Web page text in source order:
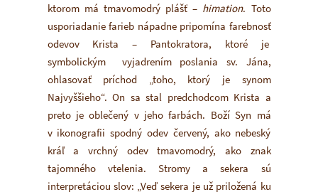
ktorom má tmavomodrý plášť – himation. Toto
usporiadanie farieb nápadne pripomína farebnosť
odevov Krista – Pantokratora, ktoré je
symbolickým vyjadrením poslania sv. Jána,
ohlasovať príchod „toho, ktorý je synom
Najvyššieho“. On sa stal predchodcom Krista a
preto je oblečený v jeho farbách. Boží Syn má
v ikonografii spodný odev červený, ako nebeský
kráľ a vrchný odev tmavomodrý, ako znak
tajomného vtelenia. Stromy a sekera sú
interpretáciou slov: „Veď sekera je už priložená ku